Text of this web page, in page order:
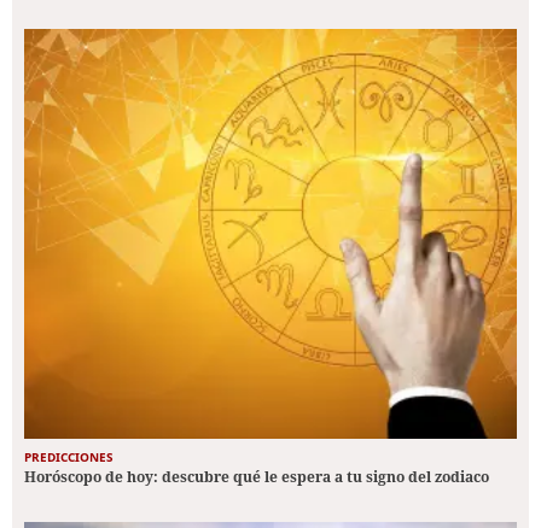
PREDICCIONES
Horóscopo de hoy: descubre qué le espera a tu signo del zodiaco